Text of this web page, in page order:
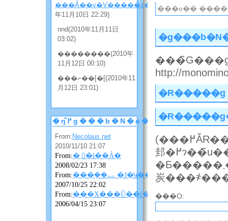
���Ȃ��v�V�����z���̂Q (2010
年11月10日 22:29)
nnd(2010年11月11日
03:02)
��������(2010年
11月12日 00:10)
���ނ��[�[(2010年11
月12日 23:01)
�ŋ߂̃g���b�N�o�b�N
From: Necolaus.net
2010/11/10 21:07
From:
�܂񂴂�ł��Ȃ�
2008/02/23 17:38
From:
���݂��ݐ_�J�̓ʉ��ɂ��ɂ��
2007/10/25 22:02
From:���X���Ǔ��ȓ��L
2006/04/15 23:07
���e��
http://
�R�����g
(���߂ẴR�����g�̎��́A�R�����g���\������
邽�߂ɂ��̃u���O�̃I�[�i�[�̏��F���K�v�ɂȂ邱
�Ƃ�����܂��B���F�����܂ŃR�����g�͕\������܂���̂ł��΂
炭
���O: